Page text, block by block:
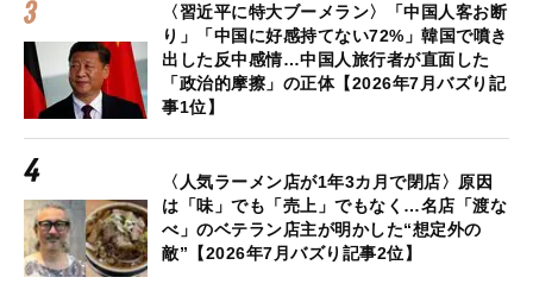
〈習近平に特大ブーメラン〉「中国人客お断
り」「中国に好感持てない72%」韓国で噴き
出した反中感情…中国人旅行者が直面した
「政治的摩擦」の正体【2026年7月バズり記
事1位】
〈人気ラーメン店が1年3カ月で閉店〉原因
は「味」でも「売上」でもなく…名店「渡な
べ」のベテラン店主が明かした“想定外の
敵”【2026年7月バズり記事2位】